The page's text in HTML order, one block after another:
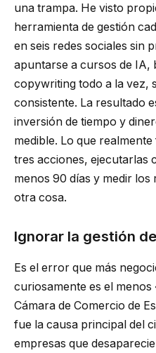
una trampa. He visto
herramienta de gestión
en seis redes sociales sin
apuntarse a cursos de IA,
copywriting todo a la vez,
consistente. La resultado
inversión de tiempo y
medible. Lo que
tres acciones, ejecutarlas
menos 90 días y medir los
otra cosa.
Ignorar la gestión
Es el error que más
curiosamente es el menos
Cámara de Comercio de
fue la causa principal del
empresas que